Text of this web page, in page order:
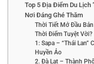
Top 5 Địa Điểm Du Lịch
Nơi Đáng Ghé Thăm
Thời Tiết Mở Đầu
Thời Điểm Tuyệt Vời?
1: Sapa – “Thái Lan”
Huyền Ảo
2. Đà Lạt – Thành